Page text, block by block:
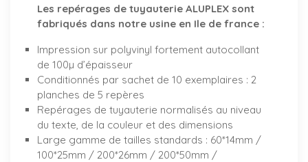
Les repérages de tuyauterie ALUPLEX sont
fabriqués dans notre usine en Ile de france :
Impression sur polyvinyl fortement autocollant
de 100µ d’épaisseur
Conditionnés par sachet de 10 exemplaires : 2
planches de 5 repères
Repérages de tuyauterie normalisés au niveau
du texte, de la couleur et des dimensions
Large gamme de tailles standards : 60*14mm /
100*25mm / 200*26mm / 200*50mm /